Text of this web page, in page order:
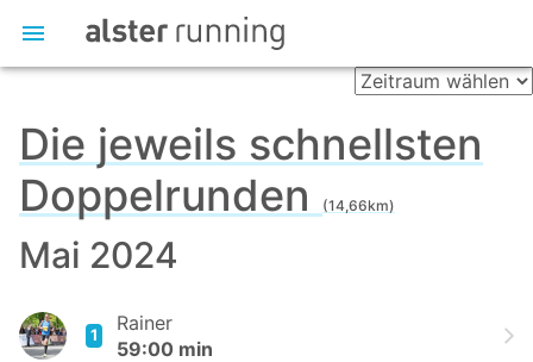
Die jeweils schnellsten
Doppelrunden
(14,66km)
Mai 2024
1
Rainer
59:00 min